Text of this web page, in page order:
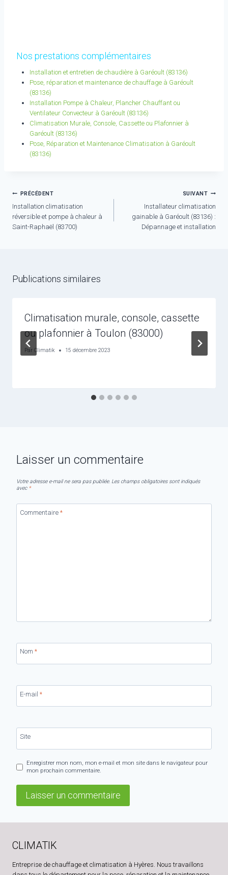
Nos prestations complémentaires
Installation et entretien de chaudière à Garéoult (83136)
Pose, réparation et maintenance de chauffage à Garéoult
(83136)
Installation Pompe à Chaleur, Plancher Chauffant ou
Ventilateur Convecteur à Garéoult (83136)
Climatisation Murale, Console, Cassette ou Plafonnier à
Garéoult (83136)
Pose, Réparation et Maintenance Climatisation à Garéoult
(83136)
Navigation
de
l’article
PRÉCÉDENT
Installation climatisation
réversible et pompe à chaleur à
Saint-Raphaël (83700)
SUIVANT
Installateur climatisation
gainable à Garéoult (83136) :
Dépannage et installation
Publications similaires
Climatisation murale, console, cassette
ou plafonnier à Toulon (83000)
Par Climatik 15 décembre 2023
Laisser un commentaire
Votre adresse e-mail ne sera pas publiée. Les champs obligatoires sont indiqués
avec *
Commentaire *
Nom *
E-mail *
Site
Enregistrer mon nom, mon e-mail et mon site dans le navigateur pour
mon prochain commentaire.
CLIMATIK
Entreprise de chauffage et climatisation à Hyères. Nous travaillons